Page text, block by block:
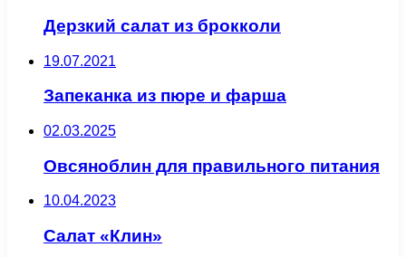
Дерзкий салат из брокколи
19.07.2021
Запеканка из пюре и фарша
02.03.2025
Овсяноблин для правильного питания
10.04.2023
Салат «Клин»